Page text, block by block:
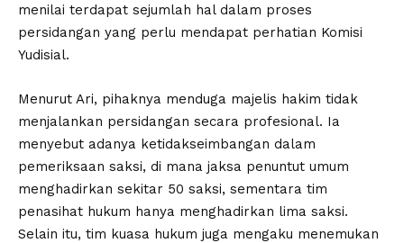
menilai terdapat sejumlah hal dalam proses
persidangan yang perlu mendapat perhatian Komisi
Yudisial.
Menurut Ari, pihaknya menduga majelis hakim tidak
menjalankan persidangan secara profesional. Ia
menyebut adanya ketidakseimbangan dalam
pemeriksaan saksi, di mana jaksa penuntut umum
menghadirkan sekitar 50 saksi, sementara tim
penasihat hukum hanya menghadirkan lima saksi.
Selain itu, tim kuasa hukum juga mengaku menemukan